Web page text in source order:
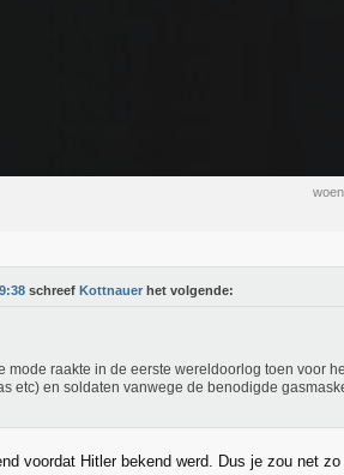
schreef Kottnauer het volgende:
mode raakte in de eerste wereldoorlog toen voor
etc) en soldaten vanwege de benodigde
voordat Hitler bekend werd. Dus je zou net